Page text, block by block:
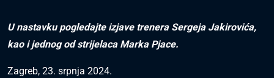
U nastavku pogledajte izjave trenera Sergeja Jakirovića,
kao i jednog od strijelaca Marka Pjace.
Zagreb, 23. srpnja 2024.